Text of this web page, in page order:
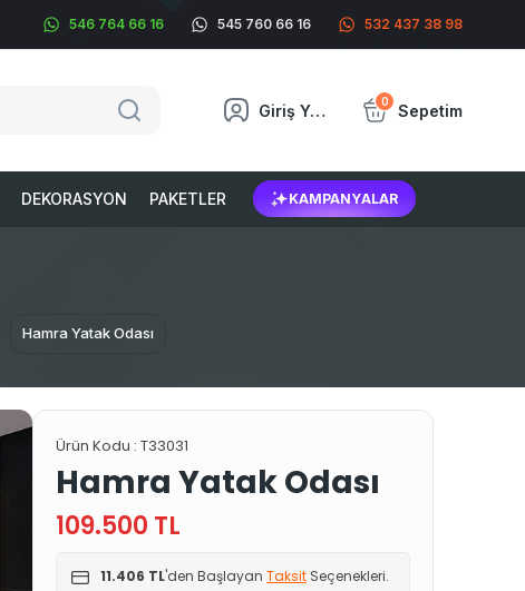
546 764 66 16 545 760 66 16 532 437 38 98
Giriş Yap 0 Sepetim
DEKORASYON PAKETLER KAMPANYALAR
Hamra Yatak Odası
Ürün Kodu : T33031
Hamra Yatak Odası
109.500 TL
11.406 TL'den Başlayan Taksit Seçenekleri.